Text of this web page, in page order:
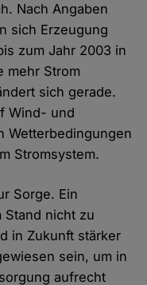
Nach Angaben
sich Erzeugung
zum Jahr 2003 in
mehr Strom
sich gerade.
Wind- und
Wetterbedingungen
Stromsystem.
Sorge. Ein
Stand nicht zu
in Zukunft stärker
sein, um in
aufrecht